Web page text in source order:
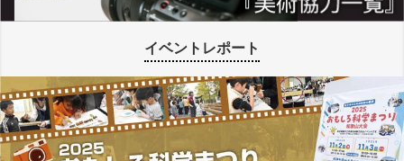
イベントレポート